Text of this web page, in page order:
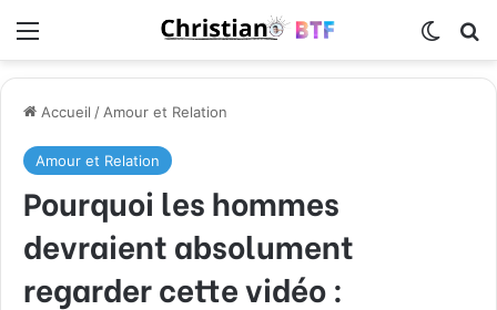
Accueil / Amour et Relation
Amour et Relation
Pourquoi les hommes
devraient absolument
regarder cette vidéo :